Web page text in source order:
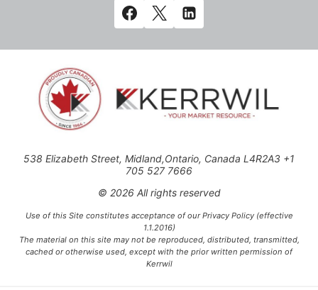
538 Elizabeth Street, Midland,Ontario, Canada L4R2A3 +1
705 527 7666
© 2026 All rights reserved
Use of this Site constitutes acceptance of our Privacy Policy (effective
1.1.2016)
The material on this site may not be reproduced, distributed, transmitted,
cached or otherwise used, except with the prior written permission of
Kerrwil